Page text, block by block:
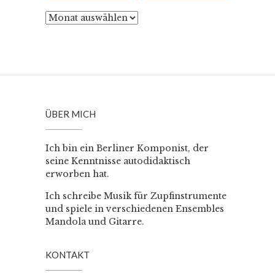
Archiv
ÜBER MICH
Ich bin ein Berliner Komponist, der
seine Kenntnisse autodidaktisch
erworben hat.
Ich schreibe Musik für Zupfinstrumente
und spiele in verschiedenen Ensembles
Mandola und Gitarre.
KONTAKT